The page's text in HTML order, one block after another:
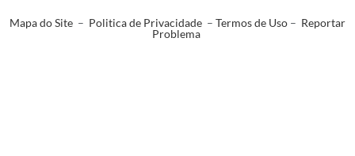
Mapa do Site – Politica de Privacidade – Termos de Uso – Reportar
Problema